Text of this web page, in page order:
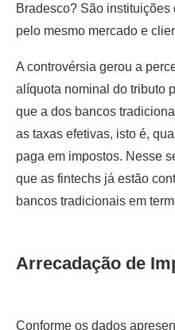
Bradesco? São
pelo mesmo mercado e
A controvérsia gerou a
alíquota nominal do tributo
que a dos bancos
as taxas efetivas, isto é,
paga em impostos. Nesse
que as fintechs já estão
bancos tradicionais em
Arrecadação de
Conforme os dados